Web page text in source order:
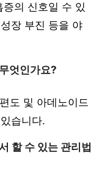
의 신호일 수 있
장 부진 등을 야
엇인가요?
도 및 아데노이드
습니다.
할 수 있는 관리법